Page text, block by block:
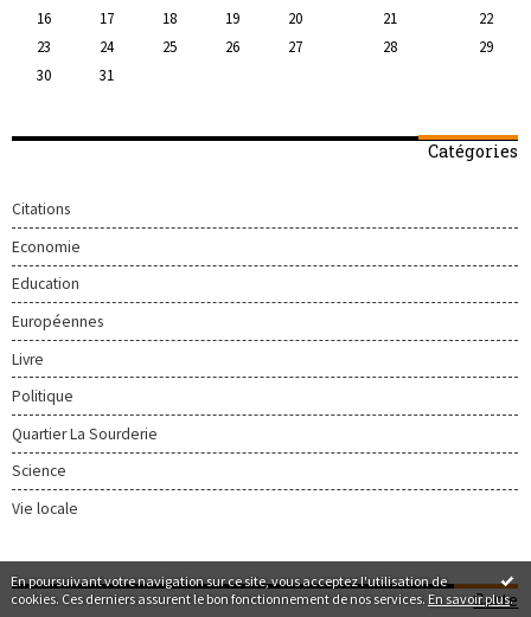
En poursuivant votre navigation sur ce site, vous acceptez l'utilisation de
cookies. Ces derniers assurent le bon fonctionnement de nos services. En savoir plus.
16
17 18 19 20 21
22
23
24 25 26 27 28
29
30
31
Catégories
Citations
Economie
Education
Européennes
Livre
Politique
Quartier La Sourderie
Science
Vie locale
Carte